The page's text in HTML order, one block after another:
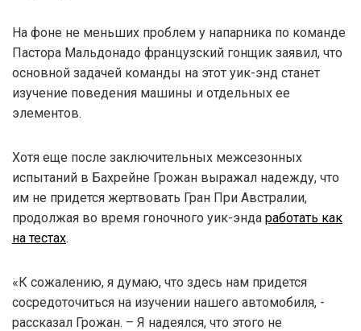
На фоне не меньших проблем у напарника по команде
Пастора Мальдонадо французский гонщик заявил, что
основной задачей команды на этот уик-энд станет
изучение поведения машины и отдельных ее
элементов.
Хотя еще после заключительных межсезонных
испытаний в Бахрейне Грожан выражал надежду, что
им не придется жертвовать Гран При Австралии,
продолжая во время гоночного уик-энда работать как
на тестах.
«К сожалению, я думаю, что здесь нам придется
сосредоточиться на изучении нашего автомобиля, -
рассказал Грожан. – Я надеялся, что этого не